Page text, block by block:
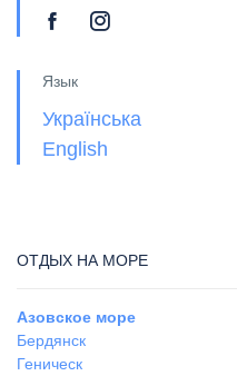
Язык
Українська
English
ОТДЫХ НА МОРЕ
Азовское море
Бердянск
Геническ